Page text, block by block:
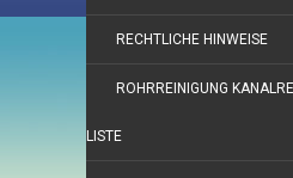
RECHTLICHE HINWEISE
ROHRREINIGUNG
LISTE